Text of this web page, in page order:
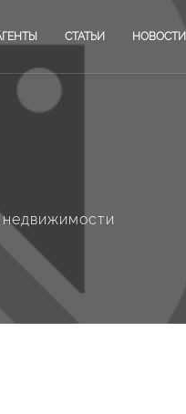
СТАТЬИ НОВОСТИ